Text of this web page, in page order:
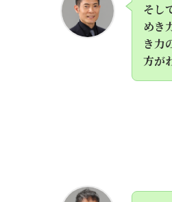
そし
めき
き力
方が